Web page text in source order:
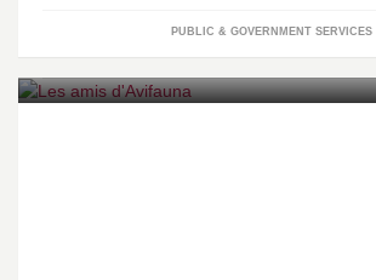
PUBLIC & GOVERNMENT SERVICES